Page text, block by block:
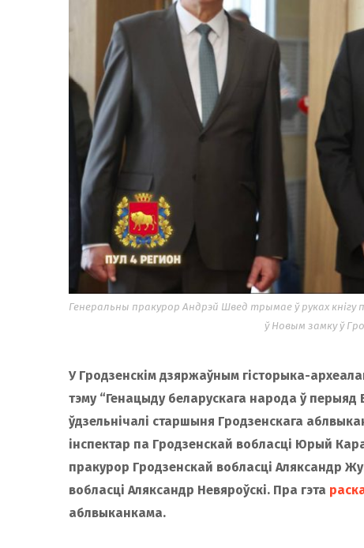
Генеральны пракурор Андрэй Швед трымае ў руках
ў Новым замку ў
У Гродзенскім дзяржаўным гісторыка-
тэму “Генацыду беларускага народа ў
ўдзельнічалі старшыня Гродзенскага
інспектар па Гродзенскай вобласці Юрый
пракурор Гродзенскай вобласці Аляксандр
вобласці Аляксандр Невяроўскі. Пра гэта
аблвыканкама.